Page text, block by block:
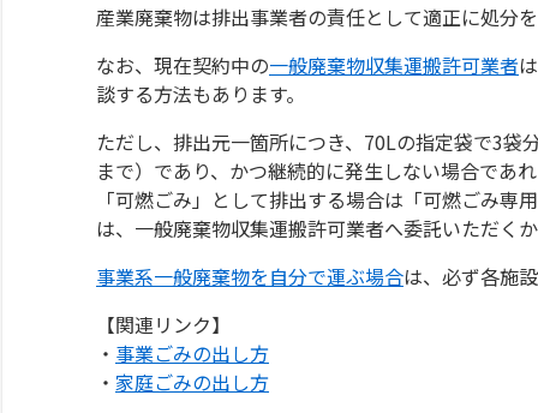
産業廃棄物は排出事業者の責任として適正に処分
なお、現在契約中の一般廃棄物収集運搬許可業者
談する方法もあります。
ただし、排出元一箇所につき、70Lの指定袋で3
まで）であり、かつ継続的に発生しない場合であ
「可燃ごみ」として排出する場合は「可燃ごみ
は、一般廃棄物収集運搬許可業者へ委託いただく
事業系一般廃棄物を自分で運ぶ場合は、必ず各施
【関連リンク】
・ 事業ごみの出し方
・ 家庭ごみの出し方